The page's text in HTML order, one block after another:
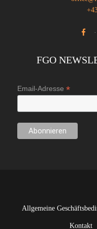
·
FGO
Email-Adresse*
Allgemeine
Kontakt